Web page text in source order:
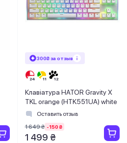
300₴ за отзыв
Клавіатура HATOR Gravity X
TKL orange (HTK551UA) white
Оставить отзыв
1 649 ₴ -150 ₴
1 499 ₴